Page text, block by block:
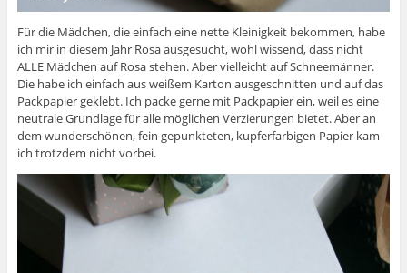
Für die Mädchen, die einfach eine nette Kleinigkeit bekommen, habe
ich mir in diesem Jahr Rosa ausgesucht, wohl wissend, dass nicht
ALLE Mädchen auf Rosa stehen. Aber vielleicht auf Schneemänner.
Die habe ich einfach aus weißem Karton ausgeschnitten und auf das
Packpapier geklebt. Ich packe gerne mit Packpapier ein, weil es eine
neutrale Grundlage für alle möglichen Verzierungen bietet. Aber an
dem wunderschönen, fein gepunkteten, kupferfarbigen Papier kam
ich trotzdem nicht vorbei.